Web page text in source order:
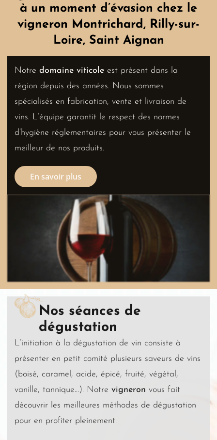
à un moment d’évasion chez le
vigneron Montrichard, Rilly-sur-
Loire, Saint Aignan
Notre domaine viticole est présent dans la
région depuis des années. Nous sommes
spécialisés en fabrication, vente et livraison de
vins. L’équipe garantit le respect des normes
d’hygiène réglementaires pour vous présenter le
meilleur de nos produits.
En savoir plus
Nos séances de
dégustation
L’initiation à la dégustation de vin consiste à
présenter en petit comité plusieurs saveurs de vins
(boisé, caramel, acide, épicé, fruité, végétal,
vanille, tannique…). Notre vigneron vous fait
découvrir les meilleures méthodes de dégustation
pour en profiter pleinement.